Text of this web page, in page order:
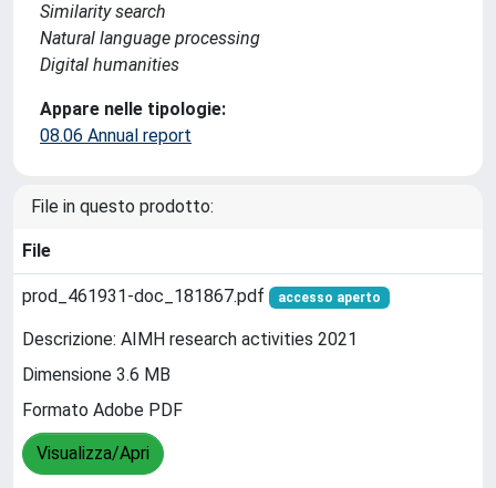
Similarity search
Natural language processing
Digital humanities
Appare nelle tipologie:
08.06 Annual report
File in questo prodotto:
File
prod_461931-doc_181867.pdf accesso aperto
Descrizione: AIMH research activities 2021
Dimensione 3.6 MB
Formato Adobe PDF
Visualizza/Apri